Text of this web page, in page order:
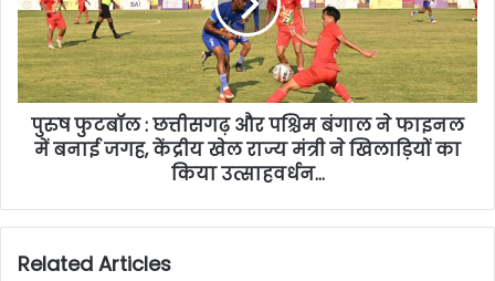
पुरुष फुटबॉल : छत्तीसगढ़ और पश्चिम बंगाल ने फाइनल
में बनाई जगह, केंद्रीय खेल राज्य मंत्री ने खिलाड़ियों का
किया उत्साहवर्धन…
Related Articles